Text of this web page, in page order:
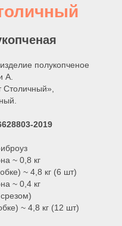
полукопченое
А.
Столичный»,
2019
~ 0,8 кг
~ 4,8 кг (6 шт)
~ 0,4 кг
~ 4,8 кг (12 шт)